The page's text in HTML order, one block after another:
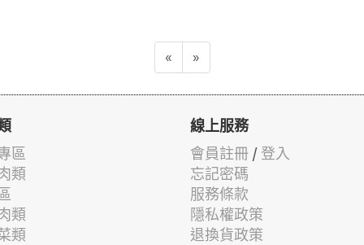
« »
區
類
類
類
線上服務
會員註冊 / 登入
忘記密碼
服務條款
隱私權政策
退換貨政策